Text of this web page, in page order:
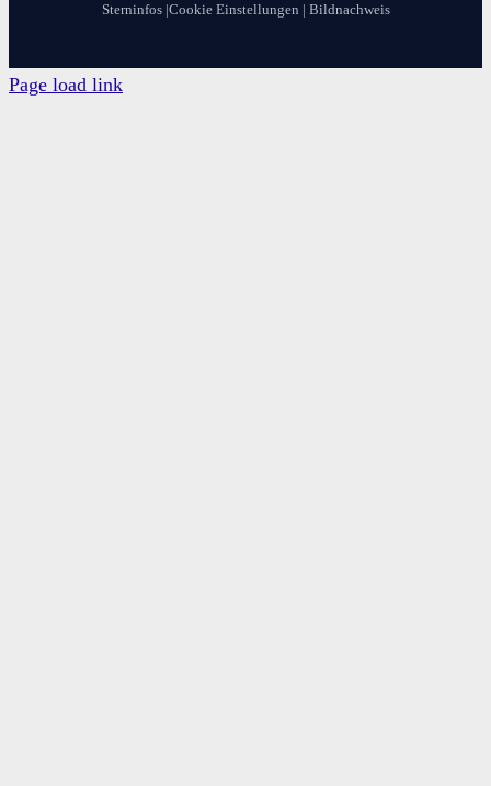
Sterninfos|Cookie Einstellungen | Bildnachweis
Page load link